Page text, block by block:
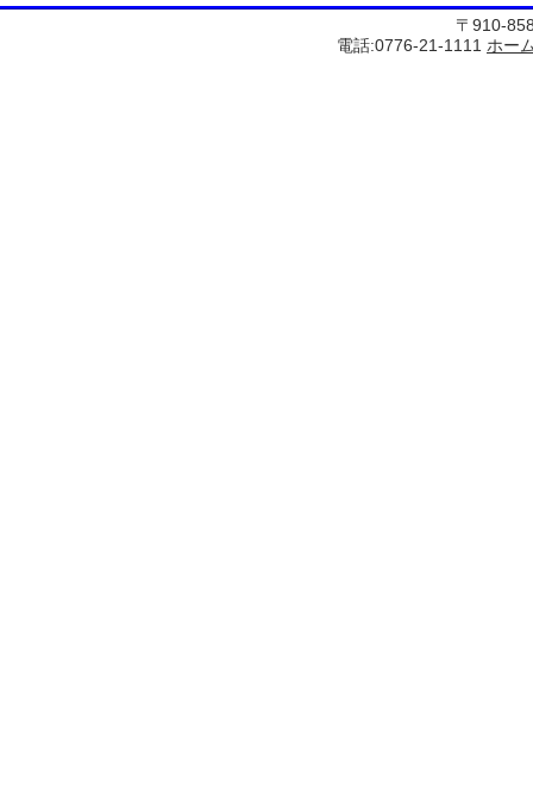
〒910-
電話:0776-21-1111 ホー